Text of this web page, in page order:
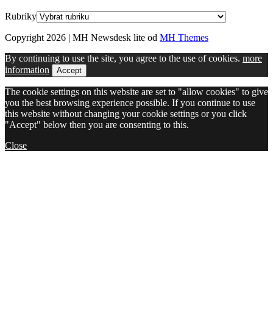
Rubriky
Copyright 2026 | MH Newsdesk lite od MH Themes
By continuing to use the site, you agree to the use of cookies. more
information
Accept
The cookie settings on this website are set to "allow cookies" to give
you the best browsing experience possible. If you continue to use
this website without changing your cookie settings or you click
"Accept" below then you are consenting to this.
Close